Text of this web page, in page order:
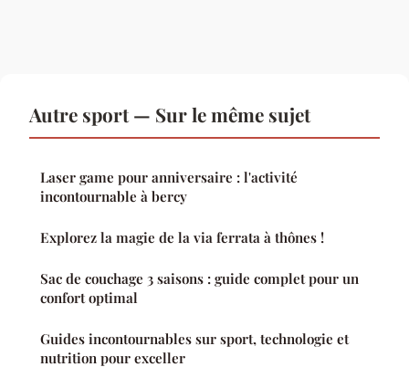
Autre sport — Sur le même sujet
Laser game pour anniversaire : l'activité
incontournable à bercy
Explorez la magie de la via ferrata à thônes !
Sac de couchage 3 saisons : guide complet pour un
confort optimal
Guides incontournables sur sport, technologie et
nutrition pour exceller